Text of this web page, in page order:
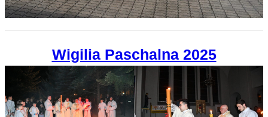
Wigilia Paschalna 2025